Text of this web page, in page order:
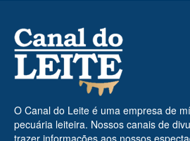
O Canal do Leite é uma empresa de
pecuária leiteira. Nossos canais de
trazer informações aos nossos